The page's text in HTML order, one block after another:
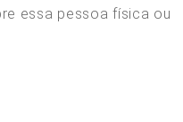
essa pessoa física ou